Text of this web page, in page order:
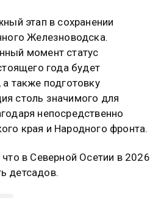
этап в сохранении
Железноводска.
момент статус
года будет
также подготовку
столь значимого для
непосредственно
края и Народного фронта.
что в Северной Осетии в 2026
детсадов.